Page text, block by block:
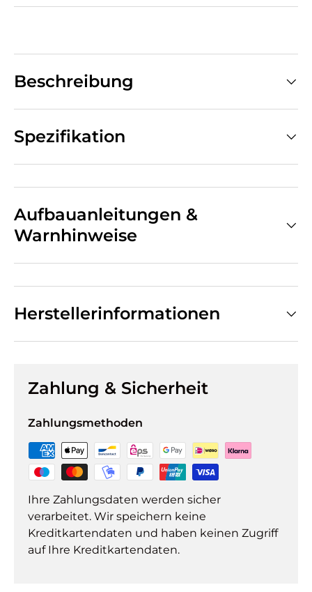
Beschreibung
Spezifikation
Aufbauanleitungen &
Warnhinweise
Herstellerinformationen
Zahlung & Sicherheit
Zahlungsmethoden
Ihre Zahlungsdaten werden sicher
verarbeitet. Wir speichern keine
Kreditkartendaten und haben keinen Zugriff
auf Ihre Kreditkartendaten.